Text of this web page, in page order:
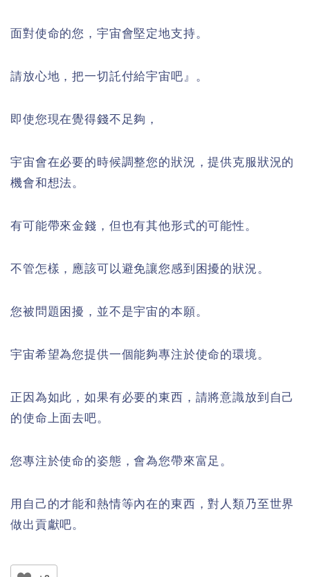
面對使命的您，宇宙會堅定地支持。
請放心地，把一切託付給宇宙吧』。
即使您現在覺得錢不足夠，
宇宙會在必要的時候調整您的狀況，提供克服狀況的
機會和想法。
有可能帶來金錢，但也有其他形式的可能性。
不管怎樣，應該可以避免讓您感到困擾的狀況。
您被問題困擾，並不是宇宙的本願。
宇宙希望為您提供一個能夠專注於使命的環境。
正因為如此，如果有必要的東西，請將意識放到自己
的使命上面去吧。
您專注於使命的姿態，會為您帶來富足。
用自己的才能和熱情等內在的東西，對人類乃至世界
做出貢獻吧。